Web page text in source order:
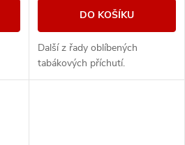
DO KOŠÍKU
Další z řady oblíbených
tabákových příchutí.